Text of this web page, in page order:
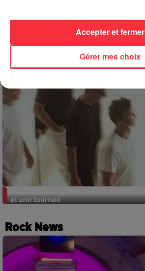
Événements à venir
et une tournée
Rock News
Gérer mes choix
Accepter et fermer